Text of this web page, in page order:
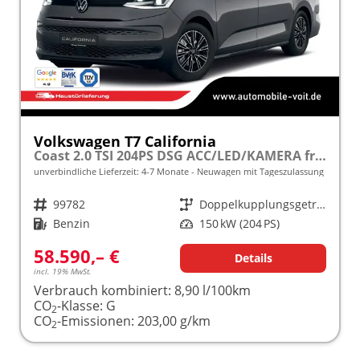
Volkswagen T7 California
Coast 2.0 TSI 204PS DSG ACC/LED/KAMERA frei konfigurierbar!
unverbindliche Lieferzeit: 4-7 Monate Neuwagen mit Tageszulassung
Fahrzeugnr. 99782 Getriebe
Doppelkupplungsgetriebe (DSG)
Kraftstoff Benzin Leistung 150 kW (204 PS)
58.590,– €
incl. 19% MwSt.
Details
Verbrauch kombiniert: 8,90 l/100km
CO2-Klasse: G
CO2-Emissionen: 203,00 g/km